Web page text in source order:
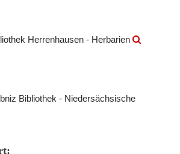
Herrenhausen - Herbarien
Bibliothek - Niedersächsische